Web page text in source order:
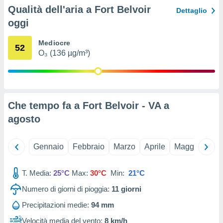
non
dei
noi e i
simili
Qualità dell'aria a Fort Belvoir
oggi
Dettaglio
52 Mediocre
O₃ (136 µg/m³)
Che tempo fa a Fort Belvoir - VA a
agosto
Gennaio Febbraio Marzo Aprile Maggio
T. Media: 25°C Max: 30°C Min: 21°C
Numero di giorni di pioggia: 11 giorni
Precipitazioni medie: 94 mm
Velocità media del vento: 8 km/h